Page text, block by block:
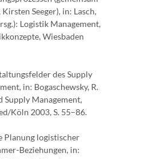
Seeger), in: Lasch,
Logistik Management,
Wiesbaden
des Supply
in: Bogaschewsky, R.
Supply Management,
Köln 2003, S. 55–86.
Planung logistischer
Beziehungen, in: